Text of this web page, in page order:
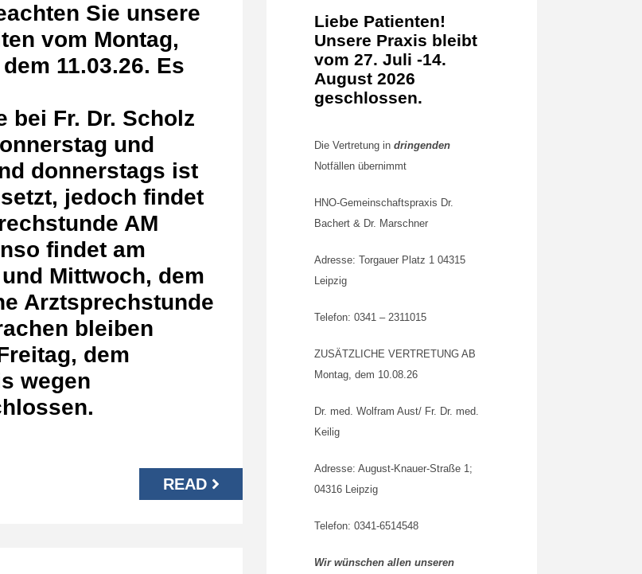
Sie unsere
vom Montag,
11.03.26. Es
bei Fr. Dr. Scholz
und
donnerstags ist
jedoch findet
AM
findet am
Mittwoch, dem
Arztsprechstunde
bleiben
dem
wegen
READ
Liebe Patienten!
Unsere Praxis bleibt
vom 27. Juli -14.
August 2026
geschlossen.
Die Vertretung in dringenden
Notfällen übernimmt
HNO-Gemeinschaftspraxis Dr.
Bachert & Dr. Marschner
Adresse: Torgauer Platz 1 04315
Leipzig
Telefon: 0341 – 2311015
ZUSÄTZLICHE VERTRETUNG AB
Montag, dem 10.08.26
Dr. med. Wolfram Aust/ Fr. Dr. med.
Keilig
Adresse: August-Knauer-Straße 1;
04316 Leipzig
Telefon: 0341-6514548
Wir wünschen allen unseren